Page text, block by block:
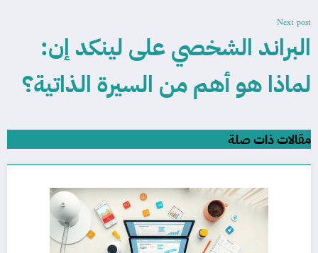
Next post
البراند الشخصي على لينكد إن:
لماذا هو أهم من السيرة الذاتية؟
مقالات ذات صلة